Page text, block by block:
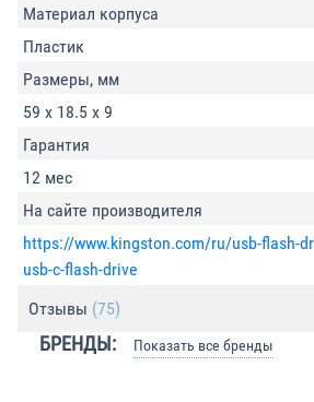
Материал корпуса
Пластик
Размеры, мм
59 x 18.5 x 9
Гарантия
12 мес
На сайте производителя
https://www.kingston.com/ru/usb-flash-
usb-c-flash-drive
Отзывы (75)
БРЕНДЫ: Показать все бренды